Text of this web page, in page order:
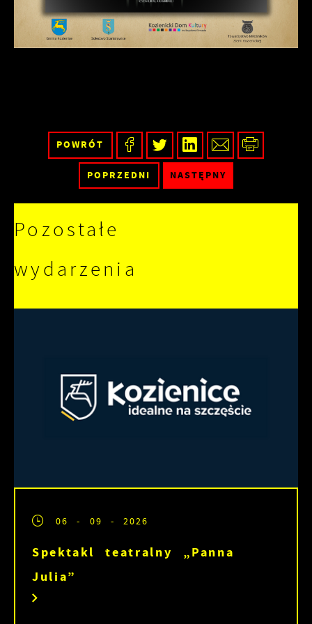
POWRÓT
POPRZEDNI NASTĘPNY
Pozostałe
wydarzenia
06 - 09 - 2026
Spektakl teatralny „Panna
Julia”
treści w postaci wiadomości, ofert,
komunikatów mediów społecznościowych.